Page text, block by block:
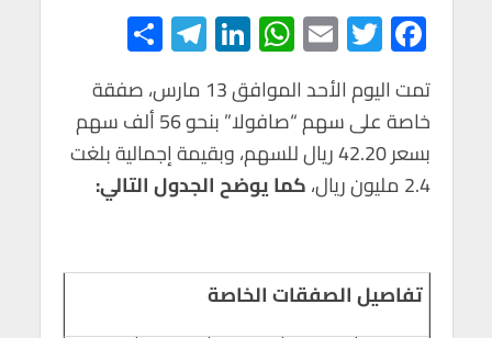
F
ac
e
b
o
o
T
wi
tt
er
E
m
ail
W
h
at
s
A
p
Li
n
ke
dI
n
Te
le
gr
a
m
h
ar
e
تمت اليوم الأحد الموافق 13 مارس، صفقة
خاصة على سهم “صافولا” بنحو 56 ألف سهم
بسعر 42.20 ريال للسهم، وبقيمة إجمالية بلغت
2.4 مليون ريال،
كما يوضح الجدول التالي:
تفاصيل الصفقات الخاصة